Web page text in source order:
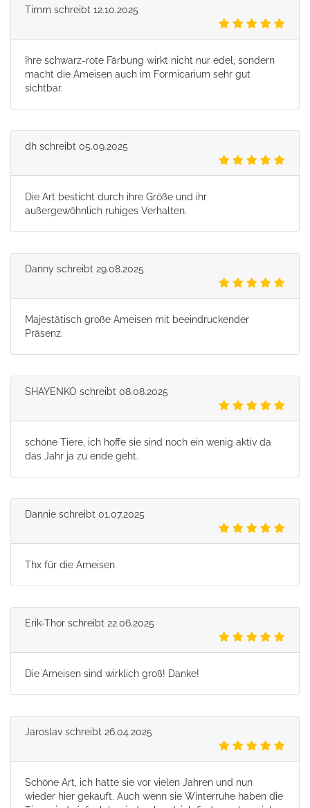
Timm schreibt 12.10.2025
Ihre schwarz-rote Färbung wirkt nicht nur edel, sondern
macht die Ameisen auch im Formicarium sehr gut
sichtbar.
dh schreibt 05.09.2025
Die Art besticht durch ihre Größe und ihr
außergewöhnlich ruhiges Verhalten.
Danny schreibt 29.08.2025
Majestätisch große Ameisen mit beeindruckender
Präsenz.
SHAYENKO schreibt 08.08.2025
schöne Tiere, ich hoffe sie sind noch ein wenig aktiv da
das Jahr ja zu ende geht.
Dannie schreibt 01.07.2025
Thx für die Ameisen
Erik-Thor schreibt 22.06.2025
Die Ameisen sind wirklich groß! Danke!
Jaroslav schreibt 26.04.2025
Schöne Art, ich hatte sie vor vielen Jahren und nun
wieder hier gekauft. Auch wenn sie Winterruhe haben die